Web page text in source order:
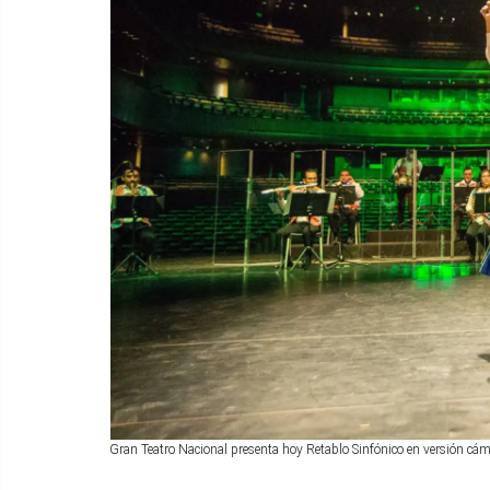
Gran Teatro Nacional presenta hoy Retablo Sinfónico en versión